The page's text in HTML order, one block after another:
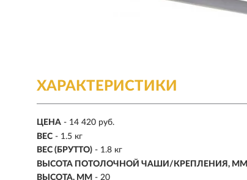
ХАРАКТЕРИСТИКИ
ЦЕНА - 14 420 руб.
ВЕС - 1.5 кг
ВЕС (БРУТТО) - 1.8 кг
ВЫСОТА ПОТОЛОЧНОЙ ЧАШИ/КРЕПЛЕНИЯ, ММ
ВЫСОТА, ММ - 20